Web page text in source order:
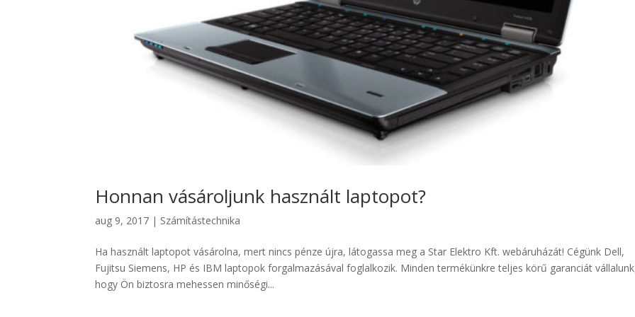
Honnan vásároljunk használt laptopot?
aug 9, 2017 | Számítástechnika
Ha használt laptopot vásárolna, mert nincs pénze újra, látogassa meg a Star Elektro Kft. webáruházát! Cégünk Dell,
Fujitsu Siemens, HP és IBM laptopok forgalmazásával foglalkozik. Minden termékünkre teljes körű garanciát
hogy Ön biztosra mehessen minőségi...